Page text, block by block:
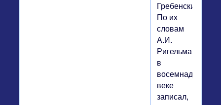
Гребенскими.
По их
словам
А.И.
Ригельман
в
восемнадцатом
веке
записал,